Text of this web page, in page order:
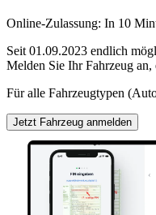
Online-Zulassung: In 10
Seit 01.09.2023 endlich
Melden Sie Ihr Fahrzeug an,
Für alle Fahrzeugtypen
Jetzt Fahrzeug anmelden